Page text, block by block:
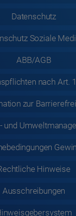
Datenschutz
Soziale
ABB/AGB
nach Art.
zur
und
Hinweise
Ausschreibungen